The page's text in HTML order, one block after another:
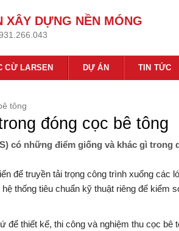
XÂY DỰNG NỀN MÓNG
CỪ LARSEN DỰ ÁN TIN TỨC
tông
đóng cọc bê tông
có những điểm giống và khác gì trong
để truyền tải trọng công trình xuống các
thống tiêu chuẩn kỹ thuật riêng để kiểm
để thiết kế, thi công và nghiệm thu cọc bê